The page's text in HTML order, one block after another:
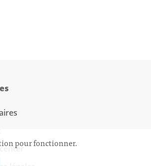
pour fonctionner.